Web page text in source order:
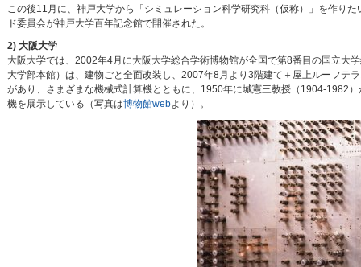
この後11月に、神戸大学から「シミュレーション科学研究科（仮称）」を作り
ド委員会が神戸大学百年記念館で開催された。
2) 大阪大学
大阪大学では、2002年4月に大阪大学総合学術博物館が全国で第8番目の国立大
大学部本館）は、建物ごと全面改装し、2007年8月より3階建て＋屋上ルーフテ
があり、さまざまな機械式計算機とともに、1950年に城憲三教授（1904-1982
機を展示している（写真は博物館webより）。